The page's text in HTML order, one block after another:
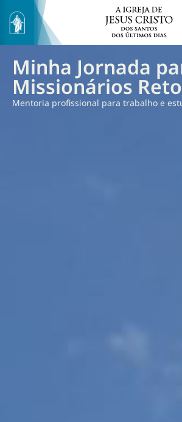
Minha Jornada
Missionários
Mentoria profissional para trabalho e